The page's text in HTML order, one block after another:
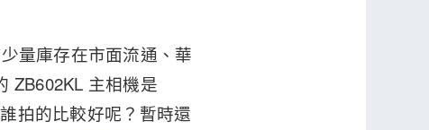
量庫存在市面流通、華
ZB602KL 主相機是
拍的比較好呢？暫時還